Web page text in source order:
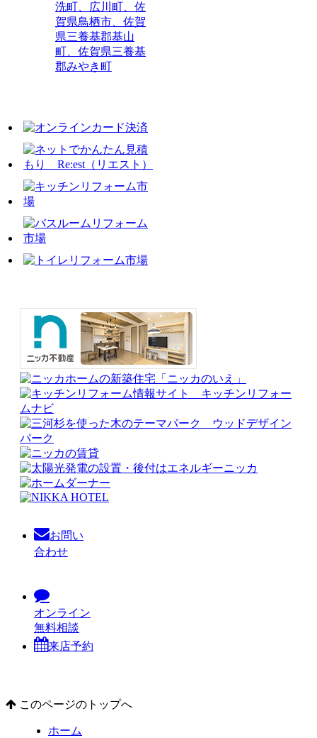
洗町、広川町、佐
賀県鳥栖市、佐賀
県三養基郡基山
町、佐賀県三養基
郡みやき町
お問い
合わせ
オンライン
無料相談
来店予約
このページのトップへ
ホーム